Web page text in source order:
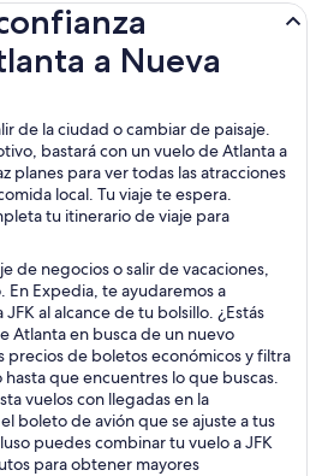
a Nueva
de la ciudad o cambiar de paisaje.
bastará con un vuelo de Atlanta a
planes para ver todas las atracciones
local. Tu viaje te espera.
tu itinerario de viaje para
de negocios o salir de vacaciones,
En Expedia, te ayudaremos a
al alcance de tu bolsillo. ¿Estás
Atlanta en busca de un nuevo
precios de boletos económicos y filtra
que encuentres lo que buscas.
vuelos con llegadas en la
boleto de avión que se ajuste a tus
puedes combinar tu vuelo a JFK
para obtener mayores
York